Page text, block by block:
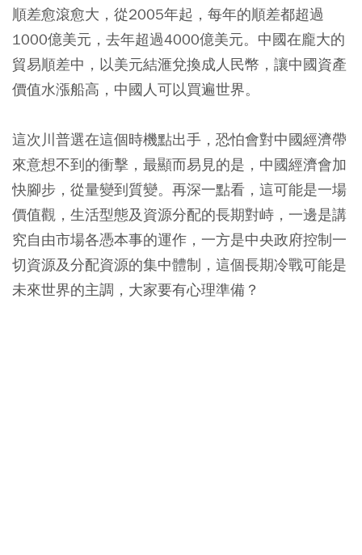
順差愈滾愈大，從2005年起，每年的順差都超過
1000億美元，去年超過4000億美元。中國在龐大的
貿易順差中，以美元結滙兌換成人民幣，讓中國資產
價值水漲船高，中國人可以買遍世界。
這次川普選在這個時機點出手，恐怕會對中國經濟帶
來意想不到的衝擊，最顯而易見的是，中國經濟會加
快腳步，從量變到質變。再深一點看，這可能是一場
價值觀，生活型態及資源分配的長期對峙，一邊是講
究自由市場各憑本事的運作，一方是中央政府控制一
切資源及分配資源的集中體制，這個長期冷戰可能是
未來世界的主調，大家要有心理準備？